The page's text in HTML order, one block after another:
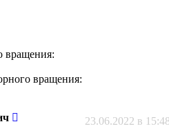
вращения:
вращения:
23.06.2022 в